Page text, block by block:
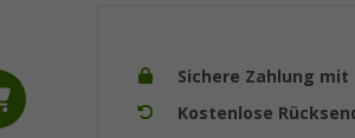
Sichere Zahlung mit
Kostenlose
UVP 29,99 €
3,99
UVP